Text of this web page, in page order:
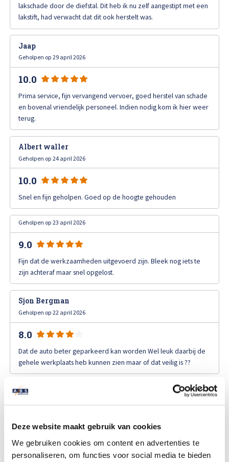
Deze website maakt gebruik van cookies
We gebruiken cookies om content en advertenties te
personaliseren, om functies voor social media te bieden
Steenslag herstellen
Velgen herstellen
Total loss
Alle soorten Specialisme
Afspraak maken
lakschade door de diefstal. Dit heb ik nu zelf aangestipt met een
lakstift, had verwacht dat dit ook herstelt was.
Jaap
Geholpen op 29 april 2026
10.0
Prima service, fijn vervangend vervoer, goed herstel van schade
en bovenal vriendelijk personeel. Indien nodig kom ik hier weer
terug.
Albert waller
Geholpen op 24 april 2026
10.0
Snel en fijn geholpen. Goed op de hoogte gehouden
Geholpen op 23 april 2026
9.0
Fijn dat de werkzaamheden uitgevoerd zijn. Bleek nog iets te
zijn achteraf maar snel opgelost.
Sjon Bergman
Geholpen op 22 april 2026
8.0
Dat de auto beter geparkeerd kan worden Wel leuk daarbij de
gehele werkplaats heb kunnen zien maar of dat veilig is ??
Jack
8.0
Vooral de snelheid van de reparatie